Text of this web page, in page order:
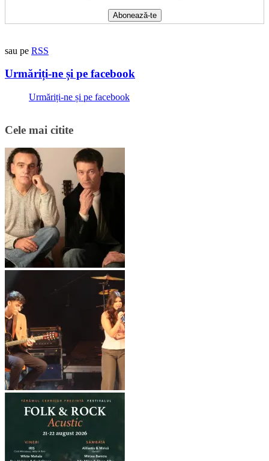
sau pe RSS
Urmăriți-ne și pe facebook
Urmăriți-ne și pe facebook
Cele mai citite